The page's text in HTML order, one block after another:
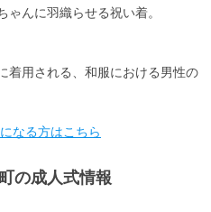
んに羽織らせる祝い着。
着用される、和服における男性の
なる方はこちら
の成人式情報